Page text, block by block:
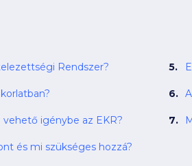
Rendszer?
vehető igénybe az EKR?
és mi szükséges hozzá?